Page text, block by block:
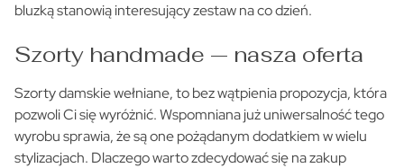
bluzką stanowią interesujący zestaw na co dzień.
Szorty handmade — nasza oferta
Szorty damskie wełniane, to bez wątpienia propozycja, która
pozwoli Ci się wyróżnić. Wspomniana już uniwersalność tego
wyrobu sprawia, że są one pożądanym dodatkiem w wielu
stylizacjach. Dlaczego warto zdecydować się na zakup